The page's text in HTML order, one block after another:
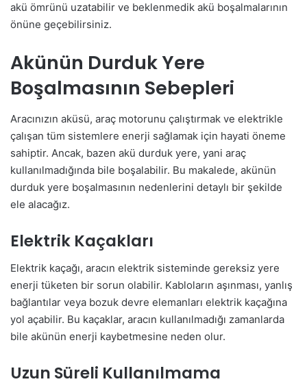
akü ömrünü uzatabilir ve beklenmedik akü boşalmalarının
önüne geçebilirsiniz.
Akünün Durduk Yere
Boşalmasının Sebepleri
Aracınızın aküsü, araç motorunu çalıştırmak ve elektrikle
çalışan tüm sistemlere enerji sağlamak için hayati öneme
sahiptir. Ancak, bazen akü durduk yere, yani araç
kullanılmadığında bile boşalabilir. Bu makalede, akünün
durduk yere boşalmasının nedenlerini detaylı bir şekilde
ele alacağız.
Elektrik Kaçakları
Elektrik kaçağı, aracın elektrik sisteminde gereksiz yere
enerji tüketen bir sorun olabilir. Kabloların aşınması, yanlış
bağlantılar veya bozuk devre elemanları elektrik kaçağına
yol açabilir. Bu kaçaklar, aracın kullanılmadığı zamanlarda
bile akünün enerji kaybetmesine neden olur.
Uzun Süreli Kullanılmama